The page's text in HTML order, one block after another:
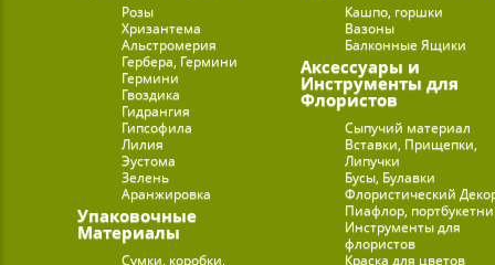
Розы
Хризантема
Альстромерия
Гербера, Гермини
Гермини
Гвоздика
Гидрангия
Гипсофила
Лилия
Эустома
Зелень
Аранжировка
Упаковочные
Материалы
Сумки, коробки,
Кашпо, горшки
Вазоны
Балконные Ящики
Аксессуары и
Инструменты для
Флористов
Сыпучий материал
Вставки, Прищепки,
Липучки
Бусы, Булавки
Флористический
Пиафлор,
Инструменты для
флористов
Краска для цветов